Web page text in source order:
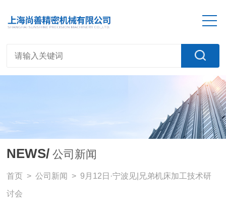
NEWS/ 公司新闻
首页 >公司新闻 > 9月12日·宁波见|兄弟机床加工技术研
讨会